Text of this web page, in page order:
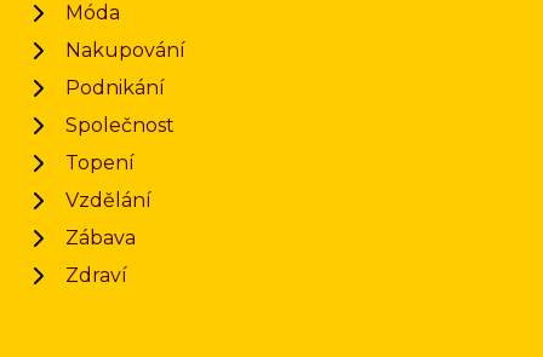
Móda
Nakupování
Podnikání
Společnost
Topení
Vzdělání
Zábava
Zdraví